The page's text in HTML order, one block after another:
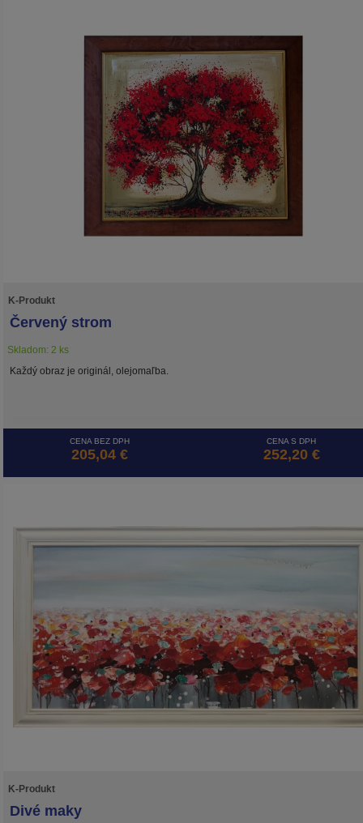
K-Produkt
Červený strom
Skladom: 2 ks
Každý obraz je originál, olejomaľba.
CENA BEZ DPH
205,04 €
CENA S DPH
252,20 €
K-Produkt
Divé maky